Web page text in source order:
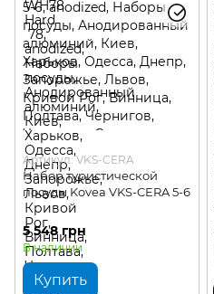
Артикул: VKS-CERA
Набор туристической
посуды Kovea VKS-CERA 5-6
5 548 грн
В наличии
Купить